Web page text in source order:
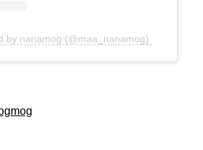
by nanamog (@maa_nanamog)